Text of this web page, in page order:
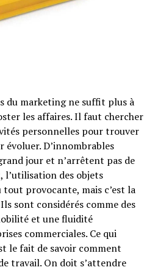
du marketing ne suffit plus à
les affaires. Il faut chercher
personnelles pour trouver
évoluer. D’innombrables
jour et n’arrêtent pas de
l’utilisation des objets
tout provocante, mais c’est la
sont considérés comme des
et une fluidité
commerciales. Ce qui
le fait de savoir comment
travail. On doit s’attendre